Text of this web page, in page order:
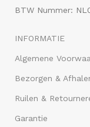
BTW Nummer:
INFORMATIE
Algemene
Bezorgen &
Ruilen &
Garantie